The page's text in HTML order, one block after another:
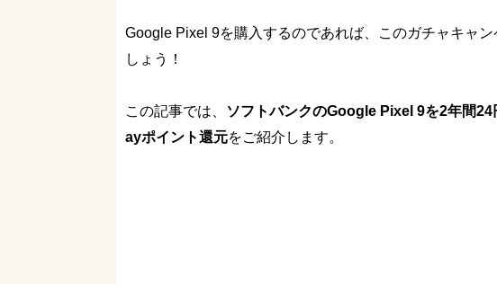
Google Pixel 9を購入するのであれば、このガチャキャ
しょう！
この記事では、
ソフトバンクのGoogle Pixel 9を2年間
ayポイント還元をご紹介します。